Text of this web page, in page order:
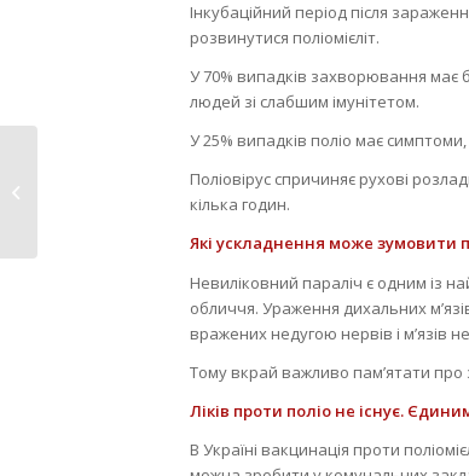
Інкубаційний період після
розвинутися поліомієліт.
У 70% випадків захворювання має
людей зі слабшим імунітетом.
У 25% випадків поліо має
Поліовірус спричиняє рухові
кілька годин.
Які ускладнення може зумовити
Невиліковний параліч є одним із
обличчя. Ураження дихальних
вражених недугою нервів і м’язів
Тому вкрай важливо пам’ятати про
Ліків проти поліо не існує.
В Україні вакцинація проти
комітету навчалися...